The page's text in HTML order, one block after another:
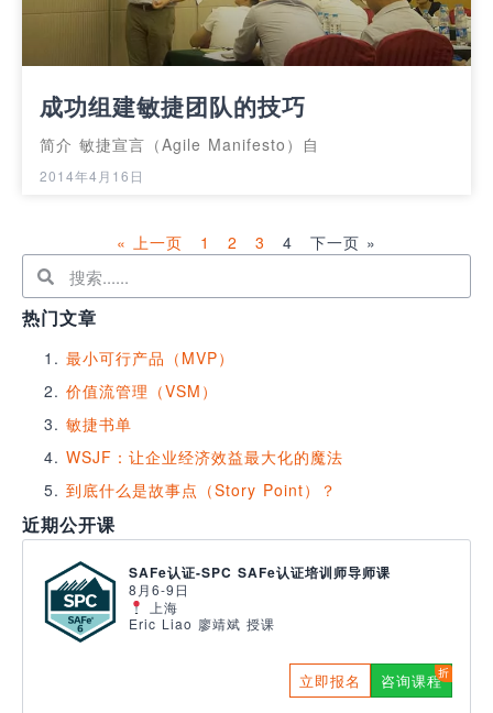
成功组建敏捷团队的技巧
简介 敏捷宣言（Agile Manifesto）自
2014年4月16日
« 上一页 1 2 3 4 下一页 »
热门文章
最小可行产品（MVP）
价值流管理（VSM）
敏捷书单
WSJF：让企业经济效益最大化的魔法
到底什么是故事点（Story Point）？
近期公开课
SAFe认证-SPC SAFe认证培训师导师课
8月6-9日
上海
Eric Liao 廖靖斌 授课
立即报名 咨询课程